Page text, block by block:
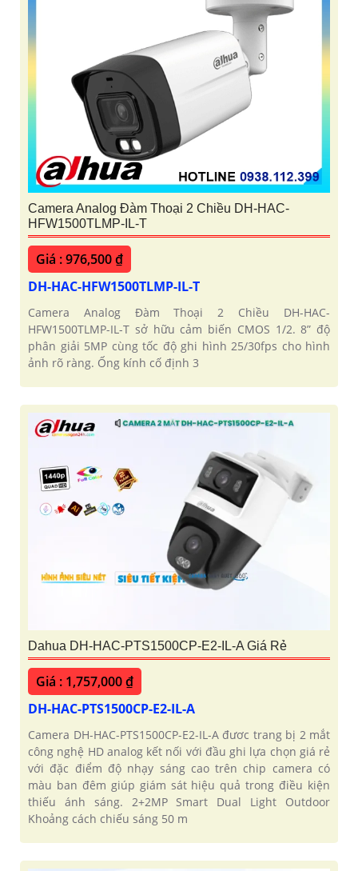
Camera Analog Đàm Thoại 2 Chiều DH-HAC-
HFW1500TLMP-IL-T
Giá : 976,500 ₫
DH-HAC-HFW1500TLMP-IL-T
Camera Analog Đàm Thoại 2 Chiều DH-HAC-
HFW1500TLMP-IL-T sở hữu cảm biến CMOS 1/2. 8” độ
phân giải 5MP cùng tốc độ ghi hình 25/30fps cho hình
ảnh rõ ràng. Ống kính cố định 3
Dahua DH-HAC-PTS1500CP-E2-IL-A Giá Rẻ
Giá : 1,757,000 ₫
DH-HAC-PTS1500CP-E2-IL-A
Camera DH-HAC-PTS1500CP-E2-IL-A đươc trang bị 2 mắt
công nghệ HD analog kết nối với đầu ghi lựa chọn giá rẻ
với đặc điểm độ nhạy sáng cao trên chip camera có
màu ban đêm giúp giám sát hiệu quả trong điều kiện
thiếu ánh sáng. 2+2MP Smart Dual Light Outdoor
Khoảng cách chiếu sáng 50 m